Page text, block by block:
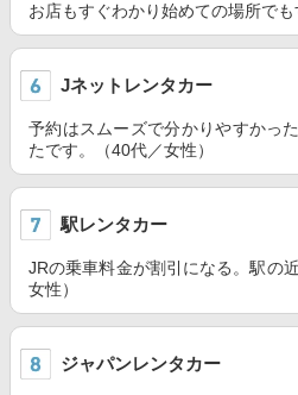
お店もすぐわかり始めての場所でも
Jネットレンタカー
予約はスムーズで分かりやすかっ
たです。（40代／女性）
駅レンタカー
JRの乗車料金が割引になる。駅の
女性）
ジャパンレンタカー